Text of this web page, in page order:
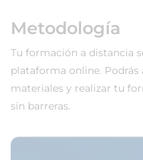
Metodología
Tu formación a distancia
plataforma online.
materiales y realizar tu
sin barreras.